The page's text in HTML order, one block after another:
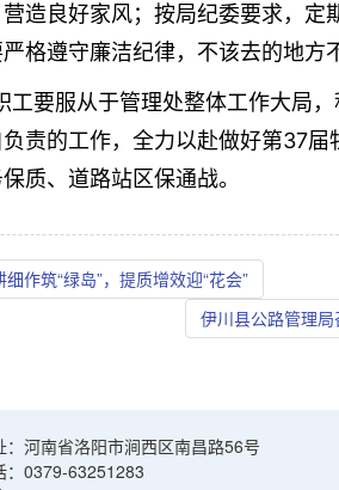
造良好家风；按局纪委要求，
格遵守廉洁纪律，不该去的地方
要服从于管理处整体工作大局
责的工作，全力以赴做好第37
质、道路站区保通战。
作筑“绿岛”，提质增效迎“花会”
伊川县公路管理
：河南省洛阳市涧西区南昌路56号
：0379-63251283